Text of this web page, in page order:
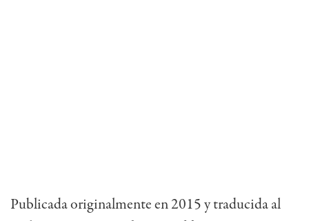
Publicada originalmente en 2015 y traducida al